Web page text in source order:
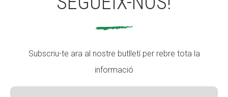
Subscriu-te ara al nostre butlletí per rebre tota la
informació